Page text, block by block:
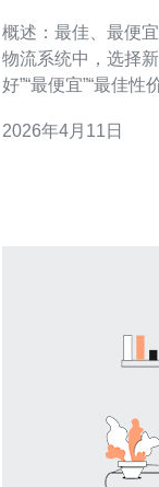
概述：最佳、最便
物流系统中，选择
好”“最便宜”“最佳
CN2 GT或经由香港
2026年4月11日